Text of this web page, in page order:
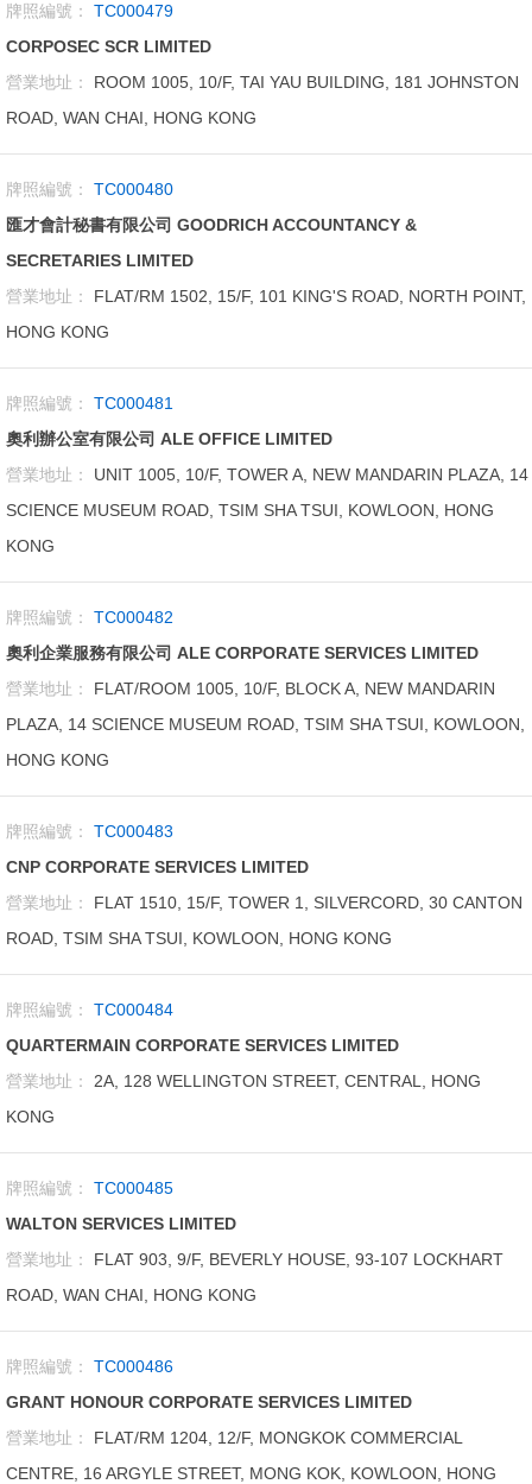
牌照編號：
TC000479
CORPOSEC SCR LIMITED
營業地址：
ROOM 1005, 10/F, TAI YAU BUILDING, 181 JOHNSTON
ROAD, WAN CHAI, HONG KONG
牌照編號：
TC000480
匯才會計秘書有限公司 GOODRICH ACCOUNTANCY &
SECRETARIES LIMITED
營業地址：
FLAT/RM 1502, 15/F, 101 KING'S ROAD, NORTH POINT,
HONG KONG
牌照編號：
TC000481
奧利辦公室有限公司 ALE OFFICE LIMITED
營業地址：
UNIT 1005, 10/F, TOWER A, NEW MANDARIN PLAZA, 14
SCIENCE MUSEUM ROAD, TSIM SHA TSUI, KOWLOON, HONG
KONG
牌照編號：
TC000482
奧利企業服務有限公司 ALE CORPORATE SERVICES LIMITED
營業地址：
FLAT/ROOM 1005, 10/F, BLOCK A, NEW MANDARIN
PLAZA, 14 SCIENCE MUSEUM ROAD, TSIM SHA TSUI, KOWLOON,
HONG KONG
牌照編號：
TC000483
CNP CORPORATE SERVICES LIMITED
營業地址：
FLAT 1510, 15/F, TOWER 1, SILVERCORD, 30 CANTON
ROAD, TSIM SHA TSUI, KOWLOON, HONG KONG
牌照編號：
TC000484
QUARTERMAIN CORPORATE SERVICES LIMITED
營業地址：
2A, 128 WELLINGTON STREET, CENTRAL, HONG
KONG
牌照編號：
TC000485
WALTON SERVICES LIMITED
營業地址：
FLAT 903, 9/F, BEVERLY HOUSE, 93-107 LOCKHART
ROAD, WAN CHAI, HONG KONG
牌照編號：
TC000486
GRANT HONOUR CORPORATE SERVICES LIMITED
營業地址：
FLAT/RM 1204, 12/F, MONGKOK COMMERCIAL
CENTRE, 16 ARGYLE STREET, MONG KOK, KOWLOON, HONG